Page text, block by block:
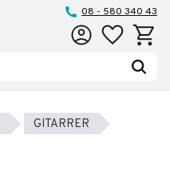
08 - 580 340 43
Favoriter
GITARRER